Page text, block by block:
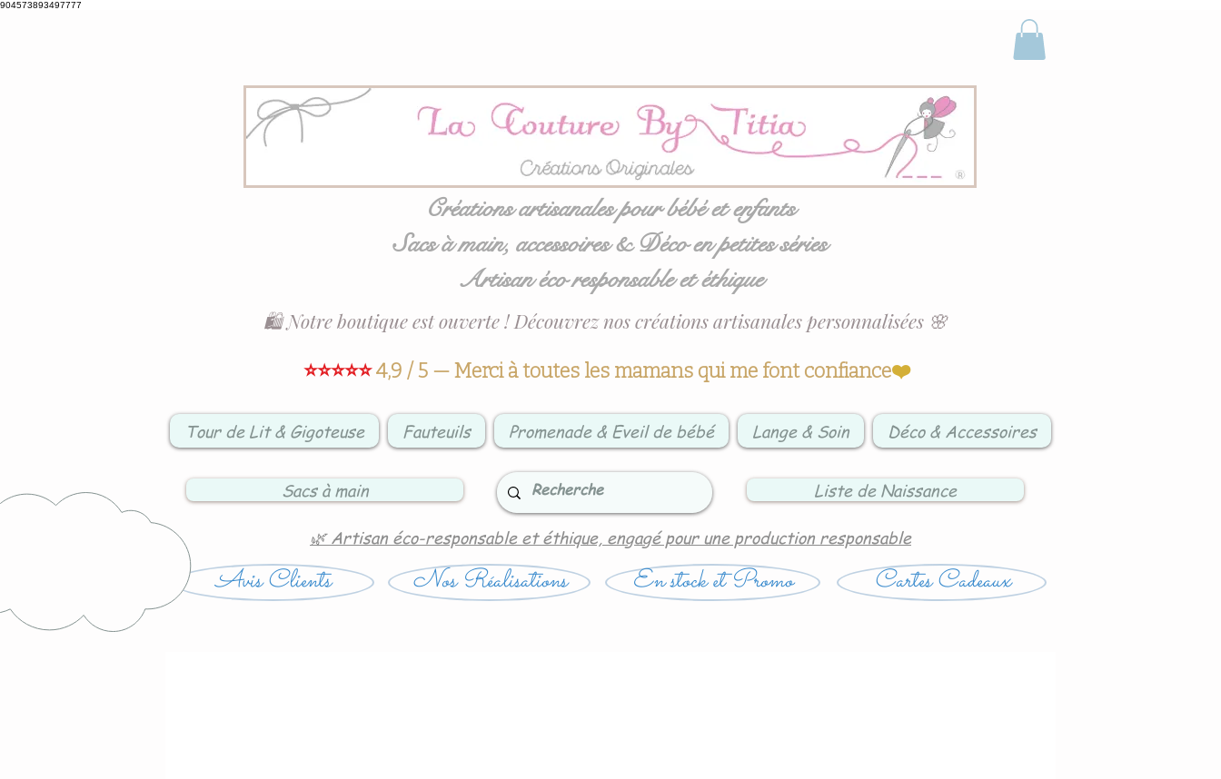
904573893497777
Créations artisanales pour bébé et enfants
Sacs à main, accessoires & Déco en petites séries
Artisan éco responsable et éthique
⭐⭐⭐⭐⭐4,9 / 5 — Merci à toutes les mamans qui me font confiance❤️
🛍️ Notre boutique est ouverte ! Découvrez nos créations artisanales personnalisées 🌸
Tour de Lit & Gigoteuse Fauteuils Promenade & Eveil de bébé Lange & Soin Déco & Accessoires
Sacs à main Liste de Naissance
🌿 Artisan éco-responsable et éthique, engagé pour une production responsable
Avis Clients Nos Réalisations En stock et Promo Cartes Cadeaux